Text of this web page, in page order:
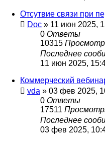
Отсутвие связи при
Doc » 11 июн 2025,
0 Ответы
10315
Последнее
11 июн 2025,
Коммерческий
vda » 03 фев 2025,
0 Ответы
17511
Последнее
03 фев 2025,